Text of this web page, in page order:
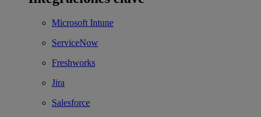
Microsoft Intune
ServiceNow
Freshworks
Jira
Salesforce